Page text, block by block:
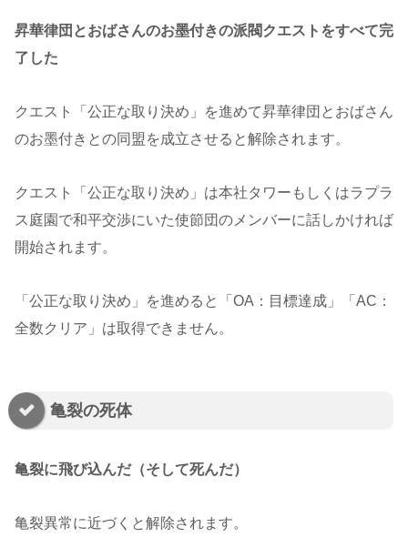
昇華律団とおばさんのお墨付きの派閥クエストをすべて完
了した
クエスト「公正な取り決め」を進めて昇華律団とおばさん
のお墨付きとの同盟を成立させると解除されます。
クエスト「公正な取り決め」は本社タワーもしくはラプラ
ス庭園で和平交渉にいた使節団のメンバーに話しかければ
開始されます。
「公正な取り決め」を進めると「OA：目標達成」「AC：
全数クリア」は取得できません。
亀裂の死体
亀裂に飛び込んだ（そして死んだ）
亀裂異常に近づくと解除されます。